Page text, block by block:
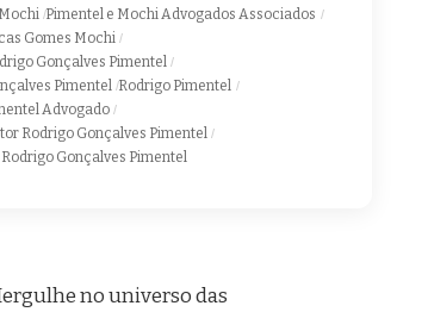
Pimentel e Mochi Advogados Associados
Gomes Mochi
Gonçalves Pimentel
Pimentel Rodrigo Pimentel
Advogado
Rodrigo Gonçalves Pimentel
Gonçalves Pimentel
no universo das